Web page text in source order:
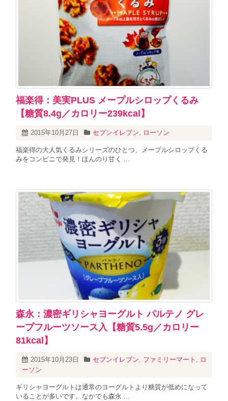
福楽得：美実PLUS メープルシロップくるみ
【糖質8.4g／カロリー239kcal】
2015年10月27日 セブンイレブン, ローソン
福楽得の大人気くるみシリーズのひとつ、メープルシロップくる
みをコンビニで発見！ほんのり甘く ...
森永：濃密ギリシャヨーグルト パルテノ グレ
ープフルーツソース入【糖質5.5g／カロリー
81kcal】
2015年10月23日 セブンイレブン ファミリーマート
ロ
ーソン
ギリシャヨーグルトは通常のヨーグルトより糖質が低めになって
いることが多いです。なかでも森永 ...